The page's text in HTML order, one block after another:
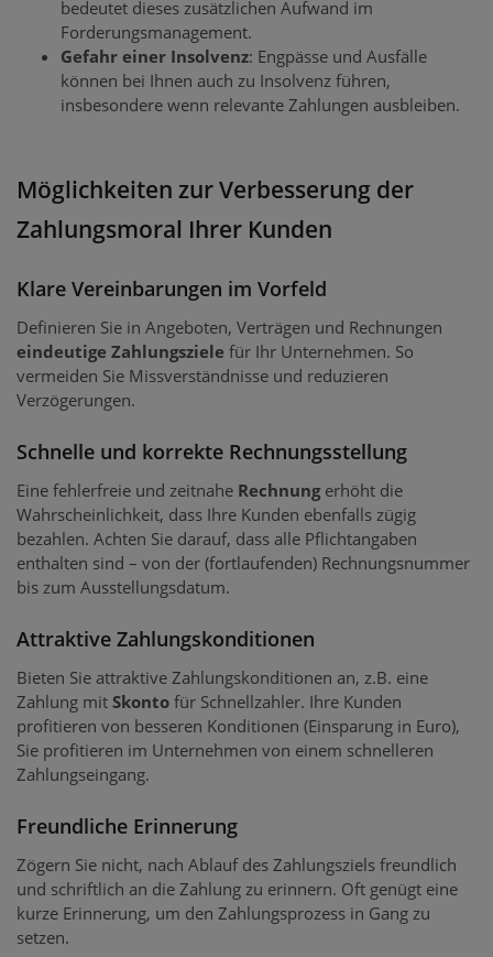
bedeutet dieses zusätzlichen Aufwand im
Forderungsmanagement.
Gefahr einer Insolvenz: Engpässe und Ausfälle
können bei Ihnen auch zu Insolvenz führen,
insbesondere wenn relevante Zahlungen ausbleiben.
Möglichkeiten zur Verbesserung der
Zahlungsmoral Ihrer Kunden
Klare Vereinbarungen im Vorfeld
Definieren Sie in Angeboten, Verträgen und Rechnungen
eindeutige Zahlungsziele für Ihr Unternehmen. So
vermeiden Sie Missverständnisse und reduzieren
Verzögerungen.
Schnelle und korrekte Rechnungsstellung
Eine fehlerfreie und zeitnahe Rechnungerhöht die
Wahrscheinlichkeit, dass Ihre Kunden ebenfalls zügig
bezahlen. Achten Sie darauf, dass alle Pflichtangaben
enthalten sind – von der (fortlaufenden) Rechnungsnummer
bis zum Ausstellungsdatum.
Attraktive Zahlungskonditionen
Bieten Sie attraktive Zahlungskonditionen an, z.B. eine
Zahlung mit Skonto für Schnellzahler. Ihre Kunden
profitieren von besseren Konditionen (Einsparung in Euro),
Sie profitieren im Unternehmen von einem schnelleren
Zahlungseingang.
Freundliche Erinnerung
Zögern Sie nicht, nach Ablauf des Zahlungsziels freundlich
und schriftlich an die Zahlung zu erinnern. Oft genügt eine
kurze Erinnerung, um den Zahlungsprozess in Gang zu
setzen.